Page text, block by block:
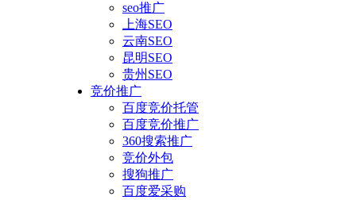
seo推广
上海SEO
云南SEO
昆明SEO
贵州SEO
竞价推广
百度竞价托管
百度竞价推广
360搜索推广
竞价外包
搜狗推广
百度爱采购